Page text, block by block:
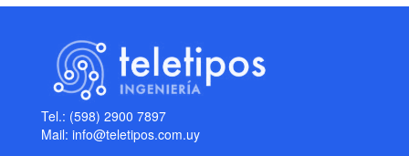
Tel.: (598) 2900 7897
Mail: info@teletipos.com.uy